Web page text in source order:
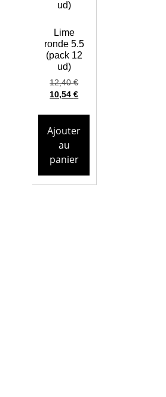
Lime
ronde 5.5
(pack 12
ud)
12,40€
10,54€
Ajouter
au
panier